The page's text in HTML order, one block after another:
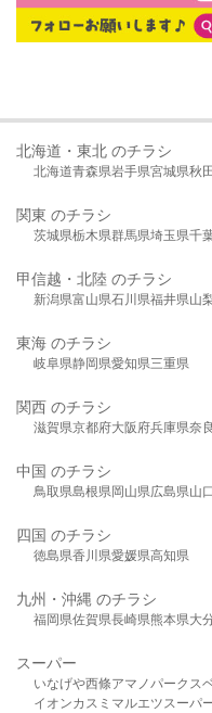
北海道・東北 のチラシ
北海道青森県岩手県宮城県秋
関東 のチラシ
茨城県栃木県群馬県埼玉県千
甲信越・北陸 のチラシ
新潟県富山県石川県福井県山
東海 のチラシ
岐阜県静岡県愛知県三重県
関西 のチラシ
滋賀県京都府大阪府兵庫県奈
中国 のチラシ
鳥取県島根県岡山県広島県山
四国 のチラシ
徳島県香川県愛媛県高知県
九州・沖縄 のチラシ
福岡県佐賀県長崎県熊本県大
スーパー
いなげや西條アマノパークス
イオンカスミ マルエツスーパ